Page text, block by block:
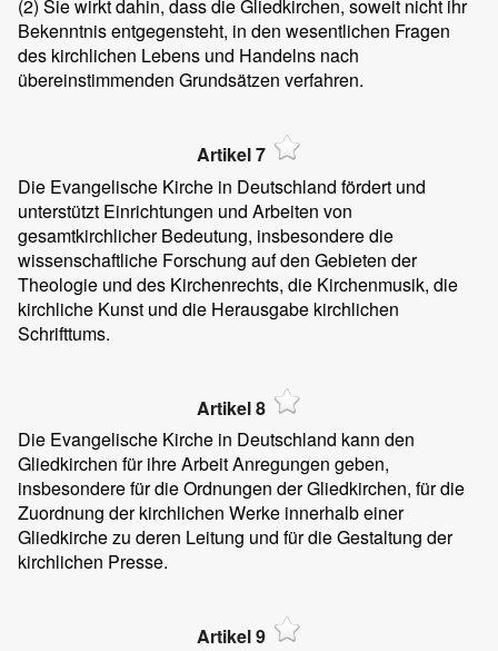
(2) Sie wirkt dahin, dass die Gliedkirchen, soweit nicht ihr
Bekenntnis entgegensteht, in den wesentlichen Fragen
des kirchlichen Lebens und Handelns nach
übereinstimmenden Grundsätzen verfahren.
Artikel 7
Die Evangelische Kirche in Deutschland fördert und
unterstützt Einrichtungen und Arbeiten von
gesamtkirchlicher Bedeutung, insbesondere die
wissenschaftliche Forschung auf den Gebieten der
Theologie und des Kirchenrechts, die Kirchenmusik, die
kirchliche Kunst und die Herausgabe kirchlichen
Schrifttums.
Artikel 8
Die Evangelische Kirche in Deutschland kann den
Gliedkirchen für ihre Arbeit Anregungen geben,
insbesondere für die Ordnungen der Gliedkirchen, für die
Zuordnung der kirchlichen Werke innerhalb einer
Gliedkirche zu deren Leitung und für die Gestaltung der
kirchlichen Presse.
Artikel 9